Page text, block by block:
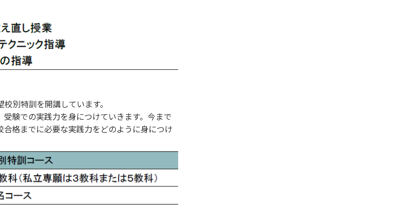
別特訓を開講しています。
験での実践力を身につけていきます。今まで
格までに必要な実践力をどのように身につけ